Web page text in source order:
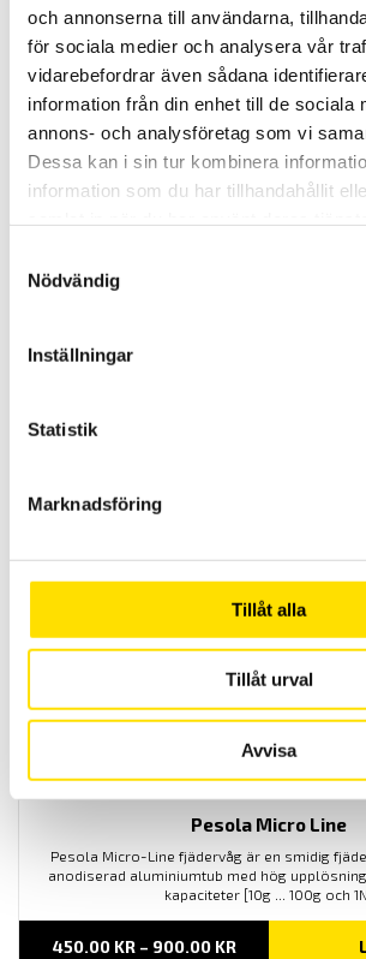
och annonserna till användarna,
för sociala medier och analysera vår
vidarebefordrar även sådana
information från din enhet till de sociala
annons- och analysföretag som vi
Dessa kan i sin tur kombinera
information som du har tillhandahållit
Nödvändig
Inställningar
Statistik
Marknadsföring
Tillåt alla
Tillåt urval
Avvisa
I-Scan från
Systemet används för att mäta
mm tunna givarna placeras mellan underlaget
objektet. Resultatet presenteras
Relaterade produkter
Analog förstärkare med utsignal
3,000.00KR
Pesola Micro Line
Pesola Micro-Line fjädervåg är en smidig
anodiserad aluminiumtub med hög
kapaciteter [10g ... 100g och
450.00 KR – 900.00 KRPRISINTERVALL: